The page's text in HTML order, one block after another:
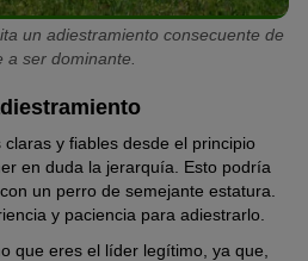
un adiestramiento consecuente de
ser dominante.
y fiables desde el principio
en duda la jerarquía. Esto podría
un perro de semejante estatura.
y paciencia para adiestrarlo.
que eres el líder legítimo, ya que,